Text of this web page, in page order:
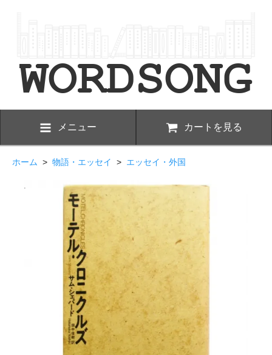
メニュー カートを見る
ホーム > 物語・エッセイ > エッセイ・外国